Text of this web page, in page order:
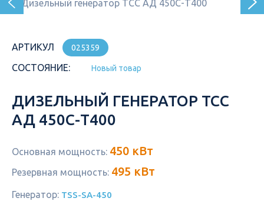
АРТИКУЛ 025359
СОСТОЯНИЕ: Новый товар
ДИЗЕЛЬНЫЙ ГЕНЕРАТОР ТСС
АД 450С-Т400
Основная мощность: 450 кВт
Резервная мощность: 495 кВт
Генератор: TSS-SA-450